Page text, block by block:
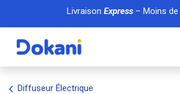
Se rendre au contenu
Livraison Express– Moins de
Diffuseur Électrique